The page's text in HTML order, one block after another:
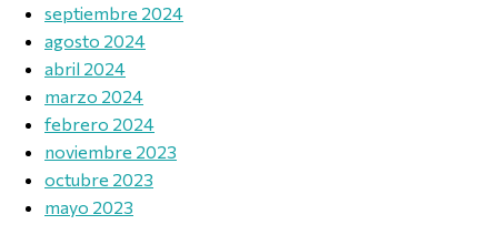
septiembre 2024
agosto 2024
abril 2024
marzo 2024
febrero 2024
noviembre 2023
octubre 2023
mayo 2023